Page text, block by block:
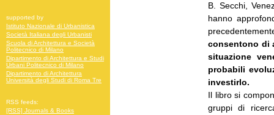
B. Secchi,
hanno
consentono di
situazione
probabili
investirlo.
Il libro si
gruppi di
supported by
Istituto Nazionale di Urbanistica
Società Italiana degli Urbanisti
Scuola di Architettura e Società
Politecnico di Milano
Dipartimento di Architettura e Studi
Urbani Politecnico di Milano
Dipartimento di Architettura
Università degli Studi di Roma Tre
RSS feeds:
[RSS] Journals & Books